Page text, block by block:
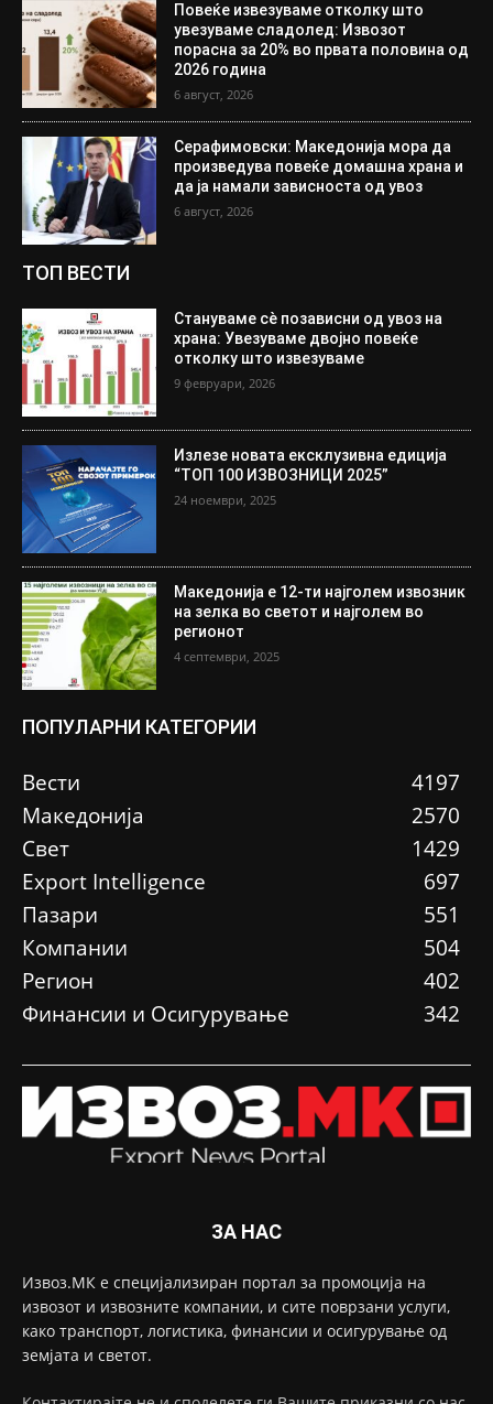
Повеќе извезуваме отколку што
увезуваме сладолед: Извозот
порасна за 20% во првата половина од
2026 година
6 август, 2026
Серафимовски: Македонија мора да
произведува повеќе домашна храна и
да ја намали зависноста од увоз
6 август, 2026
ТОП ВЕСТИ
Стануваме сè позависни од увоз на
храна: Увезуваме двојно повеќе
отколку што извезуваме
9 февруари, 2026
Излезе новата ексклузивна едиција
“ТОП 100 ИЗВОЗНИЦИ 2025”
24 ноември, 2025
Македонија е 12-ти најголем извозник
на зелка во светот и најголем во
регионот
4 септември, 2025
ПОПУЛАРНИ КАТЕГОРИИ
Вести
4197
Македонија
2570
Свет
1429
Еxport Intelligence
697
Пазари
551
Компании
504
Регион
402
Финансии и Осигурување
342
ЗА НАС
Извоз.МК е специјализиран портал за промоција на
извозот и извозните компании, и сите поврзани услуги,
како транспорт, логистика, финансии и осигурување од
земјата и светот.